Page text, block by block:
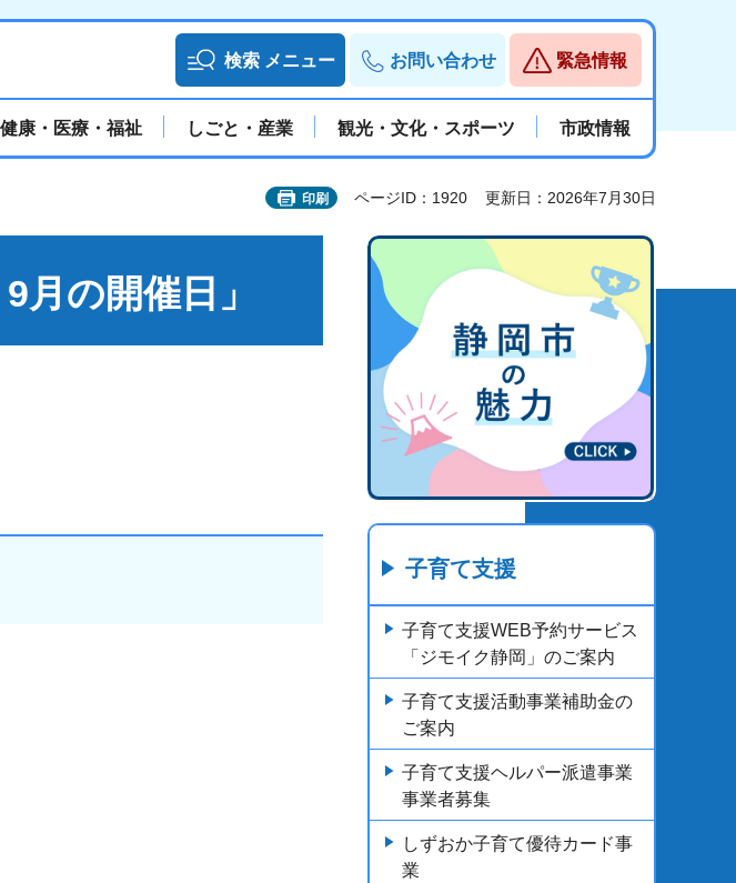
検索 メニュー お問い合わせ 緊急情報
健康・医療・福祉 しごと・産業 観光・文化・スポーツ 市政情報
印刷 ページID：1920 更新日：2026年7月30日
の開催日」
子育て支援
子育て支援WEB予約サービス
「ジモイク静岡」のご案内
子育て支援活動事業補助金の
ご案内
子育て支援ヘルパー派遣事業
事業者募集
しずおか子育て優待カード事
業